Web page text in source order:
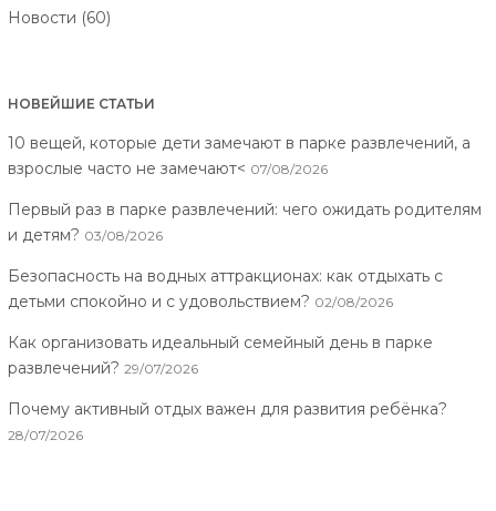
Новости (60)
НОВЕЙШИЕ СТАТЬИ
10 вещей, которые дети замечают в парке развлечений, а
взрослые часто не замечают< 07/08/2026
Первый раз в парке развлечений: чего ожидать родителям
и детям? 03/08/2026
Безопасность на водных аттракционах: как отдыхать с
детьми спокойно и с удовольствием? 02/08/2026
Как организовать идеальный семейный день в парке
развлечений? 29/07/2026
Почему активный отдых важен для развития ребёнка?
28/07/2026